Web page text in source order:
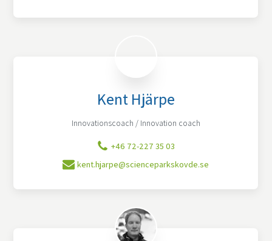
Kent Hjärpe
Innovationscoach / Innovation coach
+46 72-227 35 03
kent.hjarpe@scienceparkskovde.se